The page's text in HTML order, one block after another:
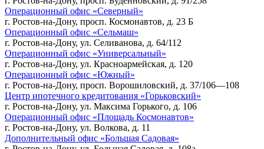
Операционный офис «Северный»
г. Ростов-на-Дону, просп. Космонавтов, д. 23 Б
Операционный офис «Сельмаш»
г. Ростов-на-Дону, ул. Селиванова, д. 64/112
Операционный офис «Универсальный»
г. Ростов-на-Дону, ул. Красноармейская, д. 120
Операционный офис «Южный»
г. Ростов-на-Дону, просп. Ворошиловский, д. 37/106—108
Центр ипотечного кредитования «Горьковский»
г. Ростов-на-Дону, ул. Максима Горького, д. 106
Операционный офис «Площадь Космонавтов»
г. Ростов-на-Дону, ул. Волкова, д. 11
Дополнительный офис «Большая Садовая»